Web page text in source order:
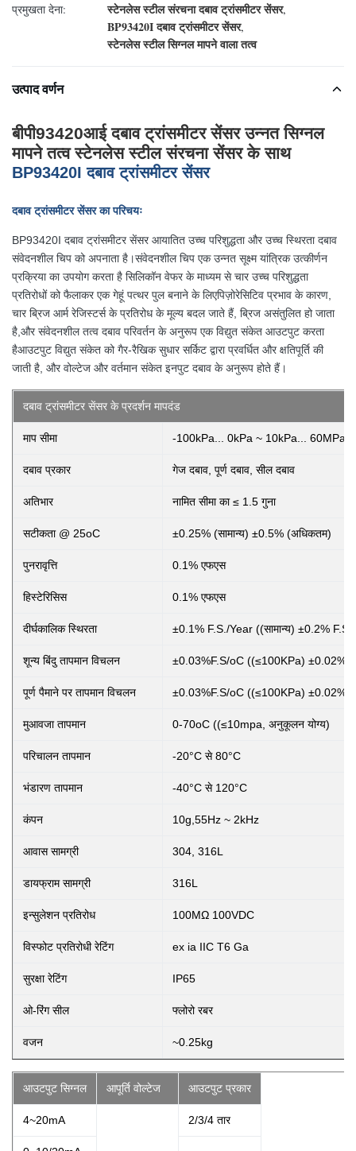
प्रमुखता देना:
स्टेनलेस स्टील संरचना दबाव ट्रांसमीटर सेंसर,
BP93420I दबाव ट्रांसमीटर सेंसर,
स्टेनलेस स्टील सिग्नल मापने वाला तत्व
उत्पाद वर्णन
बीपी93420आई दबाव ट्रांसमीटर सेंसर उन्नत सिग्नल
मापने तत्व स्टेनलेस स्टील संरचना सेंसर के साथ
BP93420I दबाव ट्रांसमीटर सेंसर
दबाव ट्रांसमीटर सेंसर का परिचयः
BP93420I दबाव ट्रांसमीटर सेंसर आयातित उच्च परिशुद्धता और उच्च स्थिरता दबाव
संवेदनशील चिप को अपनाता है।संवेदनशील चिप एक उन्नत सूक्ष्म यांत्रिक उत्कीर्णन
प्रक्रिया का उपयोग करता है सिलिकॉन वेफर के माध्यम से चार उच्च परिशुद्धता
प्रतिरोधों को फैलाकर एक गेहूं पत्थर पुल बनाने के लिएपिज़ोरेसिटिव प्रभाव के कारण,
चार ब्रिज आर्म रेजिस्टर्स के प्रतिरोध के मूल्य बदल जाते हैं, ब्रिज असंतुलित हो जाता
है,और संवेदनशील तत्व दबाव परिवर्तन के अनुरूप एक विद्युत संकेत आउटपुट करता
हैआउटपुट विद्युत संकेत को गैर-रैखिक सुधार सर्किट द्वारा प्रवर्धित और क्षतिपूर्ति की
जाती है, और वोल्टेज और वर्तमान संकेत इनपुट दबाव के अनुरूप होते हैं।
दबाव ट्रांसमीटर सेंसर के प्रदर्शन मापदंड
माप सीमा -100kPa... 0kPa ~ 10kPa... 60MPa
दबाव प्रकार गेज दबाव, पूर्ण दबाव, सील दबाव
अतिभार नामित सीमा का ≤ 1.5 गुना
सटीकता @ 25oC ±0.25% (सामान्य) ±0.5% (अधिकतम)
पुनरावृत्ति 0.1% एफएस
हिस्टेरिसिस 0.1% एफएस
दीर्घकालिक स्थिरता ±0.1% F.S./Year ((सामान्य) ±0.2%
शून्य बिंदु तापमान विचलन ±0.03%F.S/oC ((≤100KPa)
पूर्ण पैमाने पर तापमान विचलन ±0.03%F.S/oC ((≤100KPa)
मुआवजा तापमान 0-70oC ((≤10mpa, अनुकूलन योग्य)
परिचालन तापमान -20°C से 80°C
भंडारण तापमान -40°C से 120°C
कंपन 10g,55Hz ~ 2kHz
आवास सामग्री 304, 316L
डायफ्राम सामग्री 316L
इन्सुलेशन प्रतिरोध 100MΩ 100VDC
विस्फोट प्रतिरोधी रेटिंग ex ia IIC T6 Ga
सुरक्षा रेटिंग IP65
ओ-रिंग सील फ्लोरो रबर
वजन ~0.25kg
आउटपुट सिग्नल आपूर्ति वोल्टेज आउटपुट प्रकार
4~20mA 2/3/4 तार